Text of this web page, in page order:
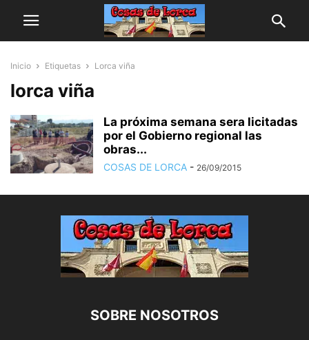
Inicio Etiquetas Lorca viña
lorca viña
La próxima semana sera licitadas
por el Gobierno regional las
obras...
COSAS DE LORCA - 26/09/2015
SOBRE NOSOTROS